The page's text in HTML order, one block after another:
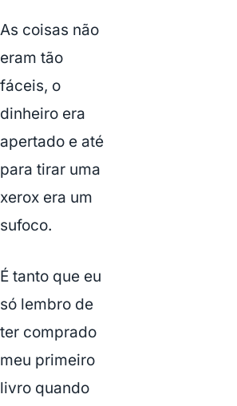
As coisas não
eram tão
fáceis, o
dinheiro era
apertado e até
para tirar uma
xerox era um
sufoco.
É tanto que eu
só lembro de
ter comprado
meu primeiro
livro quando